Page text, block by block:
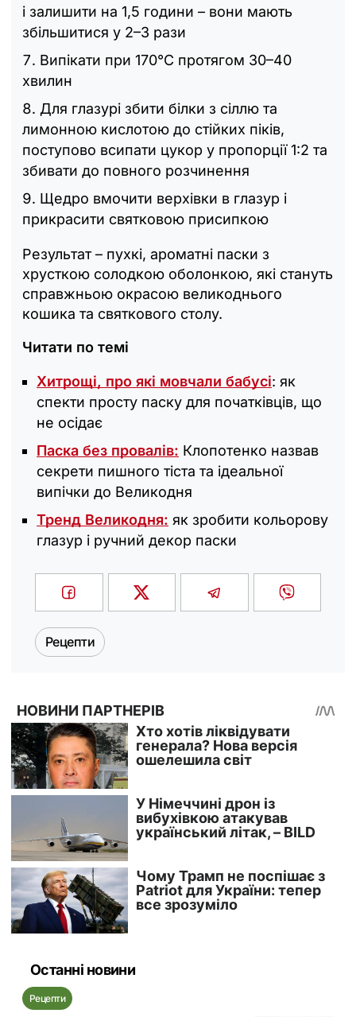
і залишити на 1,5 години – вони мають
збільшитися у 2–3 рази
Випікати при 170°C протягом 30–40
хвилин
Для глазурі збити білки з сіллю та
лимонною кислотою до стійких піків,
поступово всипати цукор у пропорції 1:2 та
збивати до повного розчинення
Щедро вмочити верхівки в глазур і
прикрасити святковою присипкою
Результат – пухкі, ароматні паски з
хрусткою солодкою оболонкою, які стануть
справжньою окрасою великоднього
кошика та святкового столу.
Читати по темі
Хитрощі, про які мовчали бабусі: як
спекти просту паску для початківців, що
не осідає
Паска без провалів: Клопотенко назвав
секрети пишного тіста та ідеальної
випічки до Великодня
Тренд Великодня: як зробити кольорову
глазур і ручний декор паски
Рецепти
Останні новини
Рецепти